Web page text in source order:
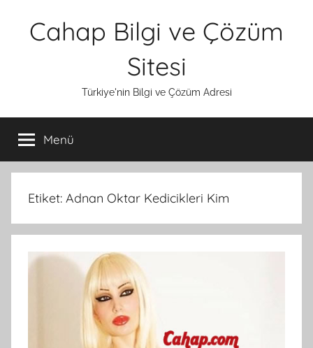
Cahap Bilgi ve Çözüm
Sitesi
Türkiye'nin Bilgi ve Çözüm Adresi
Menü
Etiket: Adnan Oktar Kedicikleri Kim